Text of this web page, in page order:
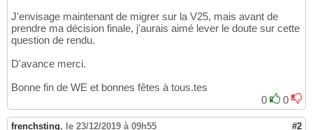
J'envisage maintenant de migrer sur la V25, mais avant de
prendre ma décision finale, j'aurais aimé lever le doute sur cette
question de rendu.
D'avance merci.
Bonne fin de WE et bonnes fêtes à tous.tes
0
0
frenchsting, le 23/12/2019 à 09h55 #2